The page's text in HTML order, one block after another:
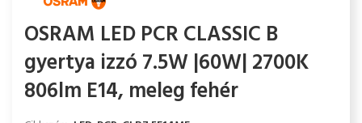
OSRAM LED PCR CLASSIC B
gyertya izzó 7.5W |60W| 2700K
806lm E14, meleg fehér